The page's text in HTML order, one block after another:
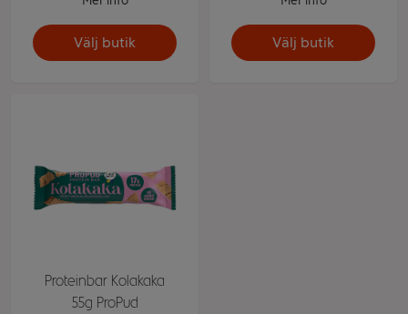
Välj butik Välj butik
Proteinbar Kolakaka
55g ProPud